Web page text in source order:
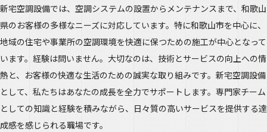
新宅空調設備では、空調システムの設置からメンテナンスまで、和歌山
県のお客様の多様なニーズに対応しています。特に和歌山市を中心に、
地域の住宅や事業所の空調環境を快適に保つための施工が中心となって
います。経験は問いません。大切なのは、技術とサービスの向上への情
熱と、お客様の快適な生活のための誠実な取り組みです。新宅空調設備
として、私たちはあなたの成長を全力でサポートします。専門家チーム
としての知識と経験を積みながら、日々質の高いサービスを提供する達
成感を感じられる職場です。